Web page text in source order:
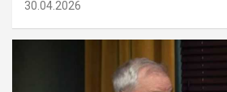
30.04.2026